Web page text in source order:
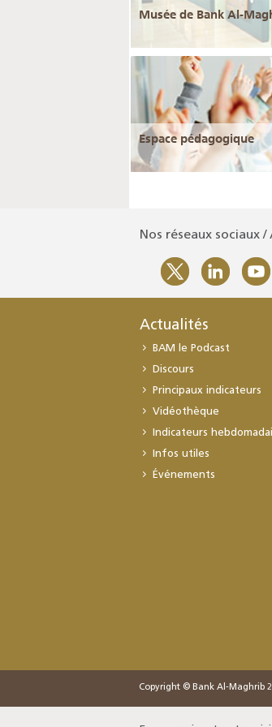
Musée de Bank Al-
Espace pédagogique
Nos réseaux sociaux
Actualités
BAM le Podcast
Discours
Principaux indicateurs
Vidéothèque
Indicateurs
Infos utiles
Événements
Copyright © Bank Al-Maghrib